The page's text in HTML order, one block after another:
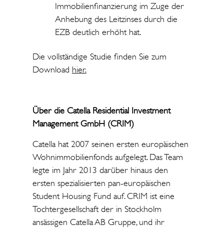
Immobilienfinanzierung im Zuge der
Anhebung des Leitzinses durch die
EZB deutlich erhöht hat.
Die vollständige Studie finden Sie zum
Download hier.
Über die Catella Residential Investment
Management GmbH (CRIM)
Catella hat 2007 seinen ersten europäischen
Wohnimmobilienfonds aufgelegt. Das Team
legte im Jahr 2013 darüber hinaus den
ersten spezialisierten pan-europäischen
Student Housing Fund auf. CRIM ist eine
Tochtergesellschaft der in Stockholm
ansässigen Catella AB Gruppe, und ihr